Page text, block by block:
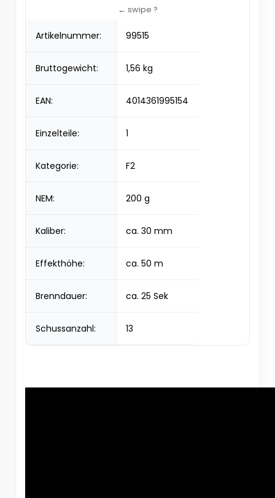
Artikelnummer: 99515
Bruttogewicht: 1,56 kg
EAN: 4014361995154
Einzelteile: 1
Kategorie: F2
NEM: 200 g
Kaliber: ca. 30 mm
Effekthöhe: ca. 50 m
Brenndauer: ca. 25 Sek
Schussanzahl: 13